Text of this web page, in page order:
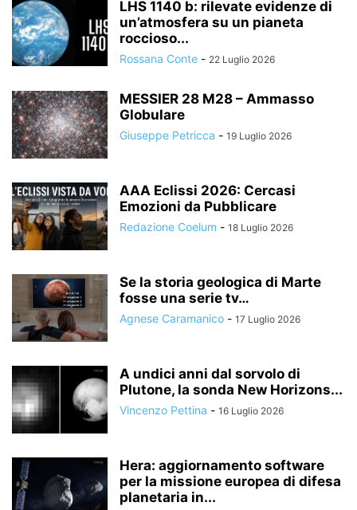
LHS 1140 b: rilevate evidenze di
un’atmosfera su un pianeta
roccioso...
Rossana Conte - 22 Luglio 2026
MESSIER 28 M28 – Ammasso
Globulare
Giuseppe Petricca - 19 Luglio 2026
AAA Eclissi 2026: Cercasi
Emozioni da Pubblicare
Redazione Coelum - 18 Luglio 2026
Se la storia geologica di Marte
fosse una serie tv…
Agnese Caramanico - 17 Luglio 2026
A undici anni dal sorvolo di
Plutone, la sonda New Horizons...
Vincenzo Pettina - 16 Luglio 2026
Hera: aggiornamento software
per la missione europea di difesa
planetaria in...